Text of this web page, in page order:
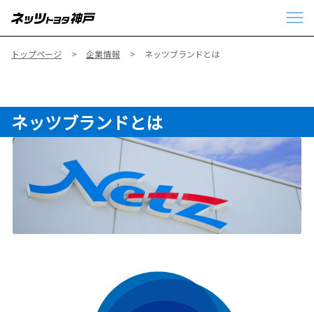
トップページ 企業情報 ネッツブランドとは
ネッツブランドとは